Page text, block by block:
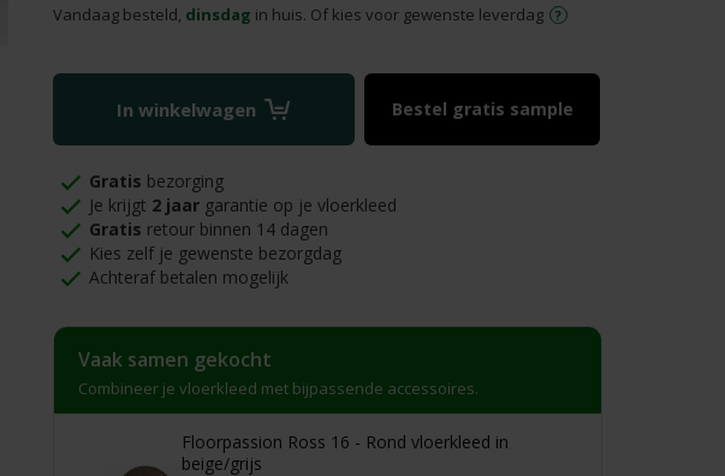
Vandaag besteld, dinsdag in huis. Of kies voor gewenste leverdag
In winkelwagen Bestel gratis sample
Gratis bezorging
Je krijgt 2 jaargarantie op je vloerkleed
Gratis retour binnen 14 dagen
Kies zelf je gewenste bezorgdag
Achteraf betalen mogelijk
Vaak samen gekocht
Combineer je vloerkleed met bijpassende accessoires.
Floorpassion Ross 16 - Rond vloerkleed in
beige/grijs